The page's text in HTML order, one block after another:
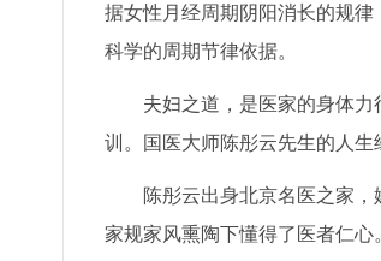
据女性月经周期阴阳消长的规
科学的周期节律依据。
夫妇之道，是医家的身体
训。国医大师陈彤云先生的人生
陈彤云出身北京名医之家
家规家风熏陶下懂得了医者仁